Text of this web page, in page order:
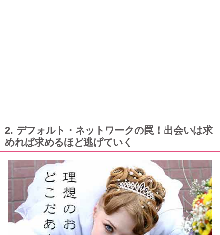
2. デフォルト・ネットワークの罠！出会いは求
めれば求めるほど逃げていく